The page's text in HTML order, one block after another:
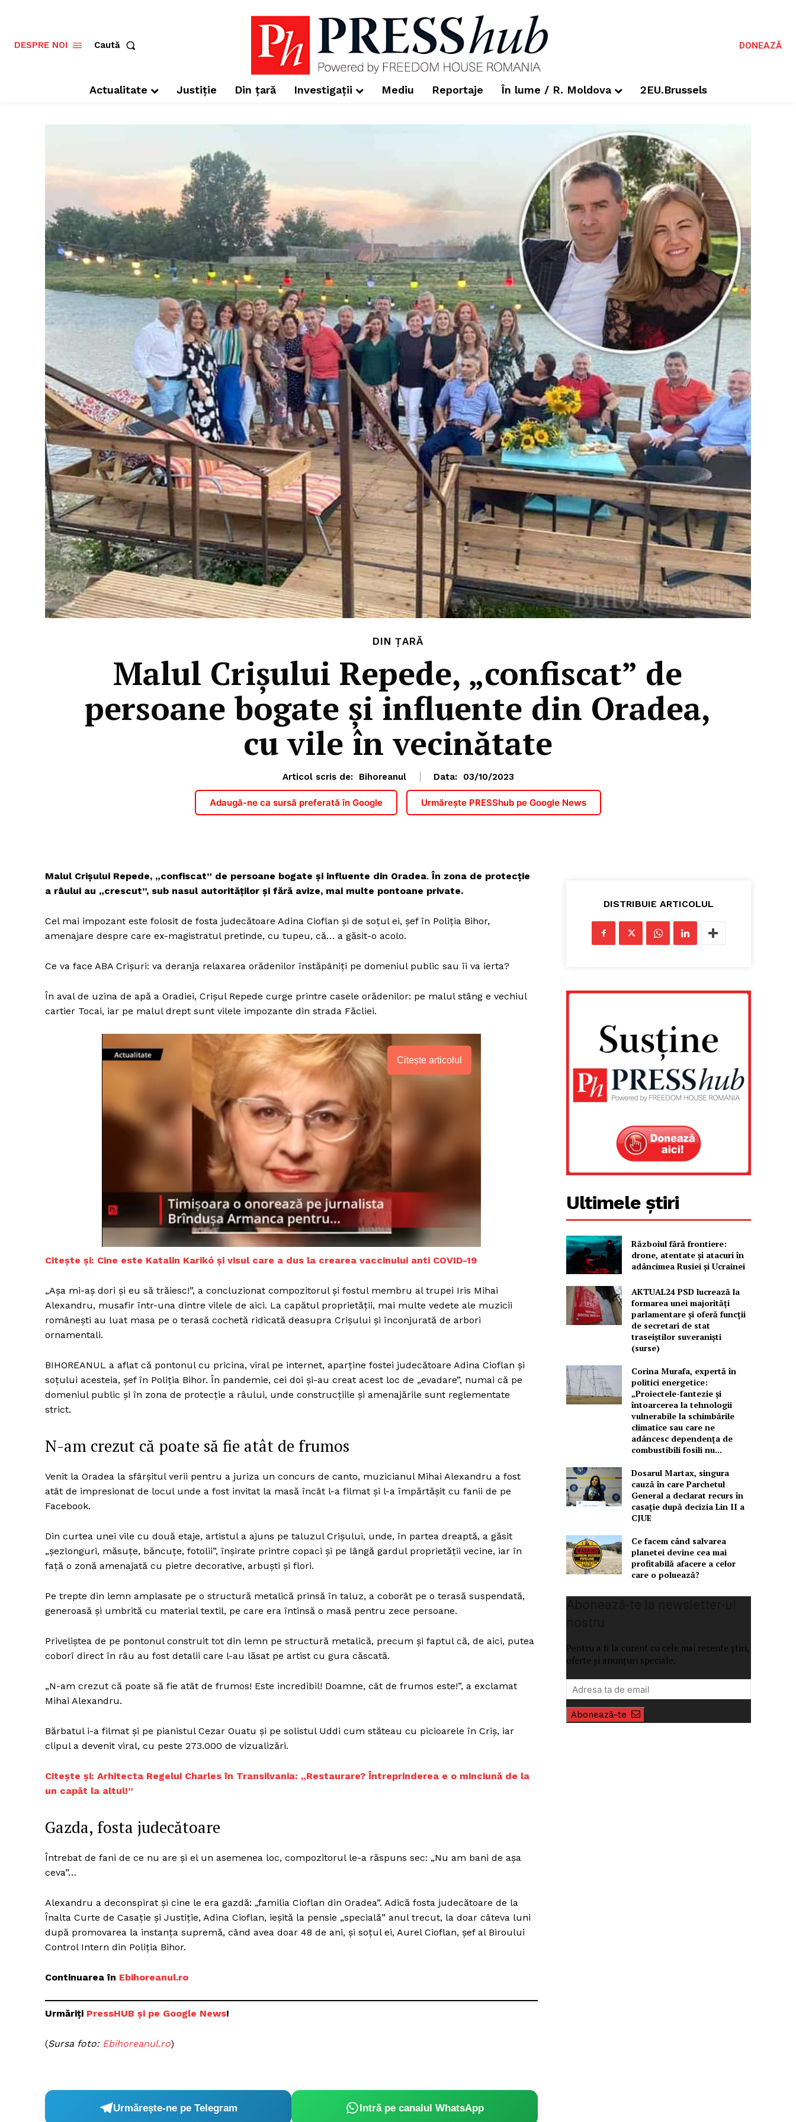
Un proiect
FREEDOM HOUSE
PRESShub
Contact
DESPRE NOI Caută DONEAZĂ
Actualitate Justiție Din țară Investigații Mediu Reportaje În lume / R. Moldova 2EU.Brussels
DIN ȚARĂ
Malul Crișului Repede, „confiscat” de
persoane bogate și influente din Oradea,
cu vile în vecinătate
Articol scris de: Bihoreanul Data: 03/10/2023
Adaugă-ne ca sursă preferată în Google Urmărește PRESShub pe Google News
Malul Crișului Repede, „confiscat” de persoane bogate și influente din Oradea.În zona de protecție
a râului au „crescut”, sub nasul autorităților și fără avize, mai multe pontoane private.
Cel mai impozant este folosit de fosta judecătoare Adina Cioflan și de soțul ei, șef în Poliția Bihor,
amenajare despre care ex-magistratul pretinde, cu tupeu, că… a găsit-o acolo.
Ce va face ABA Crișuri: va deranja relaxarea orădenilor înstăpâniți pe domeniul public sau îi va ierta?
În aval de uzina de apă a Oradiei, Crișul Repede curge printre casele orădenilor: pe malul stâng e vechiul
cartier Tocai, iar pe malul drept sunt vilele impozante din strada Făcliei.
Citește articolul
Citește și: Cine este Katalin Karikó și visul care a dus la crearea vaccinului anti COVID-19
„Așa mi-aș dori și eu să trăiesc!”, a concluzionat compozitorul și fostul membru al trupei Iris Mihai
Alexandru, musafir într-una dintre vilele de aici. La capătul proprietății, mai multe vedete ale muzicii
românești au luat masa pe o terasă cochetă ridicată deasupra Crișului și înconjurată de arbori
ornamentali.
BIHOREANUL a aflat că pontonul cu pricina, viral pe internet, aparține fostei judecătoare Adina Cioflan și
soțului acesteia, șef în Poliția Bihor. În pandemie, cei doi și-au creat acest loc de „evadare”, numai că pe
domeniul public și în zona de protecție a râului, unde construcțiile și amenajările sunt reglementate
strict.
N-am crezut că poate să fie atât de frumos
Venit la Oradea la sfârșitul verii pentru a juriza un concurs de canto, muzicianul Mihai Alexandru a fost
atât de impresionat de locul unde a fost invitat la masă încât l-a filmat și l-a împărtășit cu fanii de pe
Facebook.
Din curtea unei vile cu două etaje, artistul a ajuns pe taluzul Crișului, unde, în partea dreaptă, a găsit
„șezlonguri, măsuțe, băncuțe, fotolii”, înșirate printre copaci și pe lângă gardul proprietății vecine, iar în
față o zonă amenajată cu pietre decorative, arbuști și flori.
Pe trepte din lemn amplasate pe o structură metalică prinsă în taluz, a coborât pe o terasă suspendată,
generoasă și umbrită cu material textil, pe care era întinsă o masă pentru zece persoane.
Priveliștea de pe pontonul construit tot din lemn pe structură metalică, precum și faptul că, de aici, putea
coborî direct în râu au fost detalii care l-au lăsat pe artist cu gura căscată.
„N-am crezut că poate să fie atât de frumos! Este incredibil! Doamne, cât de frumos este!”, a exclamat
Mihai Alexandru.
Bărbatul i-a filmat și pe pianistul Cezar Ouatu și pe solistul Uddi cum stăteau cu picioarele în Criș, iar
clipul a devenit viral, cu peste 273.000 de vizualizări.
Citește și: Arhitecta Regelui Charles în Transilvania: „Restaurare? Ȋntreprinderea e o minciună de la
un capăt la altul!”
Gazda, fosta judecătoare
Întrebat de fani de ce nu are și el un asemenea loc, compozitorul le-a răspuns sec: „Nu am bani de așa
ceva”…
Alexandru a deconspirat și cine le era gazdă: „familia Cioflan din Oradea”. Adică fosta judecătoare de la
Înalta Curte de Casație și Justiție, Adina Cioflan, ieșită la pensie „specială” anul trecut, la doar câteva luni
după promovarea la instanța supremă, când avea doar 48 de ani, și soțul ei, Aurel Cioflan, șef al Biroului
Control Intern din Poliția Bihor.
Continuarea în Ebihoreanul.ro
Urmăriți PressHUB și pe Google News!
(Sursa foto: Ebihoreanul.ro)
Urmărește-ne pe Telegram Intră pe canalul WhatsApp
DISTRIBUIE ARTICOLUL
Ultimele știri
Războiul fără frontiere:
drone, atentate și atacuri în
adâncimea Rusiei și Ucrainei
AKTUAL24 PSD lucrează la
formarea unei majorităţi
parlamentare și oferă funcții
de secretari de stat
traseiștilor suveraniști
(surse)
Corina Murafa, expertă în
politici energetice:
„Proiectele-fantezie și
întoarcerea la tehnologii
vulnerabile la schimbările
climatice sau care ne
adâncesc dependența de
combustibili fosili nu...
Dosarul Martax, singura
cauză în care Parchetul
General a declarat recurs în
casație după decizia Lin II a
CJUE
Ce facem când salvarea
planetei devine cea mai
profitabilă afacere a celor
care o poluează?
Pentru a fi la curent cu cele mai recente știri,
oferte și anunțuri speciale.
Abonează-te